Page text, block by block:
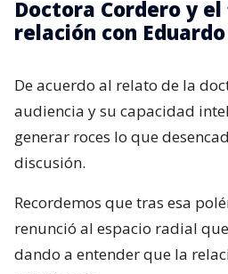
Doctora Cordero y el
relación con
De acuerdo al relato de la
audiencia y su capacidad
generar roces lo que
discusión.
Recordemos que tras esa
renunció al espacio radial
dando a entender que la